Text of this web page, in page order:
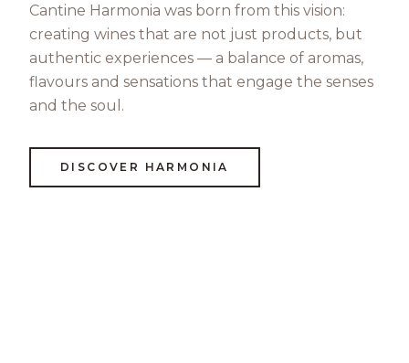
Cantine Harmonia was born from this vision:
creating wines that are not just products, but
authentic experiences — a balance of aromas,
flavours and sensations that engage the senses
and the soul.
DISCOVER HARMONIA